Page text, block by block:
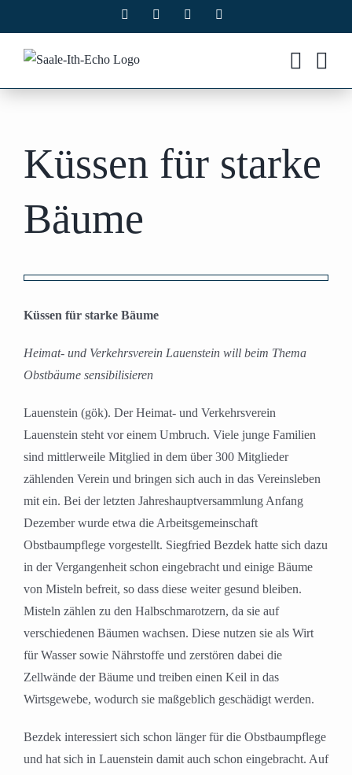
Inhalt
springen
Facebook Instagram
Küssen für starke
Bäume
grösseres
Küssen für starke Bäume
Heimat- und Verkehrsverein Lauenstein will beim Thema
Obstbäume sensibilisieren
Lauenstein (gök). Der Heimat- und Verkehrsverein
Lauenstein steht vor einem Umbruch. Viele junge Familien
sind mittlerweile Mitglied in dem über 300 Mitglieder
zählenden Verein und bringen sich auch in das Vereinsleben
mit ein. Bei der letzten Jahreshauptversammlung Anfang
Dezember wurde etwa die Arbeitsgemeinschaft
Obstbaumpflege vorgestellt. Siegfried Bezdek hatte sich dazu
in der Vergangenheit schon eingebracht und einige Bäume
von Misteln befreit, so dass diese weiter gesund bleiben.
Misteln zählen zu den Halbschmarotzern, da sie auf
verschiedenen Bäumen wachsen. Diese nutzen sie als Wirt
für Wasser sowie Nährstoffe und zerstören dabei die
Zellwände der Bäume und treiben einen Keil in das
Wirtsgewebe, wodurch sie maßgeblich geschädigt werden.
Bezdek interessiert sich schon länger für die Obstbaumpflege
und hat sich in Lauenstein damit auch schon eingebracht. Auf